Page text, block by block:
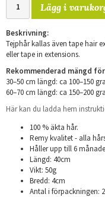
Lägg i
Beskrivning:
Tejphår kallas även tape hair
eller tape in extensions.
Rekommenderad mängd
30–50 cm längd: ca 100–150
60–70 cm längd: ca 150–200
Här kan du ladda hem
100 % äkta hår.
Remy kvalitet - alla
Håller upp till 6
Längd: 40cm
Vikt: 50g
Bredd: 4cm
Antal i förpackningen: